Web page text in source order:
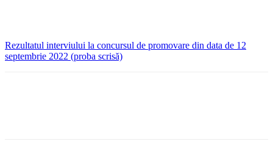
Rezultatul interviului la concursul de promovare din data de 12
septembrie 2022 (proba scrisă)